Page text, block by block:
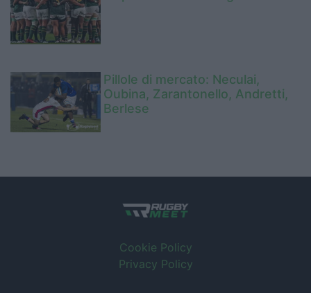
Pillole di mercato: Neculai,
Oubina, Zarantonello, Andretti,
Berlese
Cookie Policy
Privacy Policy